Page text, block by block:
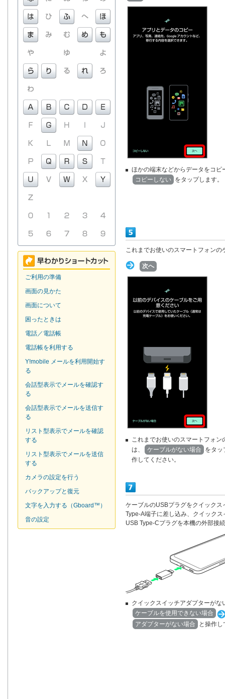
ご利用の準備
画面の見かた
画面について
困ったときは
電話／電話帳
電話帳を利用する
Y!mobile メールを利用開始す
る
会話型表示でメールを確認す
る
会話型表示でメールを送信す
る
リスト型表示でメールを確認
する
リスト型表示でメールを送信
する
カメラの設定を行う
バックアップと復元
文字を入力する（Gboard™）
音の設定
ほかの端末などからデータをコピ
コピーしない をタップします。
これまでお使いのスマートフォンの
次へ
これまでお使いのスマートフォン
は、
ケーブルがない場合
をタッ
作してください。
ケーブルのUSBプラグをクイックス
Type-A端子に差し込み、クイック
USB Type-Cプラグを本機の外部接
クイックスイッチアダプターがな
ケーブルを使用できない場合
アダプターがない場合
と操作